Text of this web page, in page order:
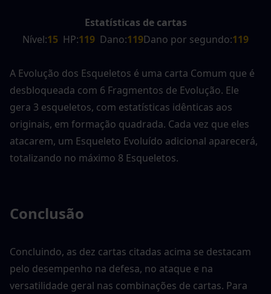
Estatísticas de cartas
Nível:15 HP:119 Dano:119Dano por segundo:119
A Evolução dos Esqueletos é uma carta Comum que é
desbloqueada com 6 Fragmentos de Evolução. Ele
gera 3 esqueletos, com estatísticas idênticas aos
originais, em formação quadrada. Cada vez que eles
atacarem, um Esqueleto Evoluído adicional aparecerá,
totalizando no máximo 8 Esqueletos.
Conclusão
Concluindo, as dez cartas citadas acima se destacam
pelo desempenho na defesa, no ataque e na
versatilidade geral nas combinações de cartas. Para